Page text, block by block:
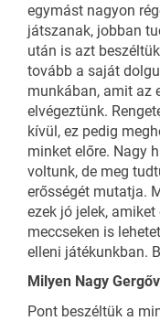
egymást nagyon
játszanak, jobban
után is azt
tovább a saját
munkában, amit az
elvégeztünk.
kívül, ez pedig
minket előre. Nagy
voltunk, de meg
erősségét mutatja.
ezek jó jelek,
meccseken is
elleni játékunkban.
Milyen Nagy
Pont beszéltük a